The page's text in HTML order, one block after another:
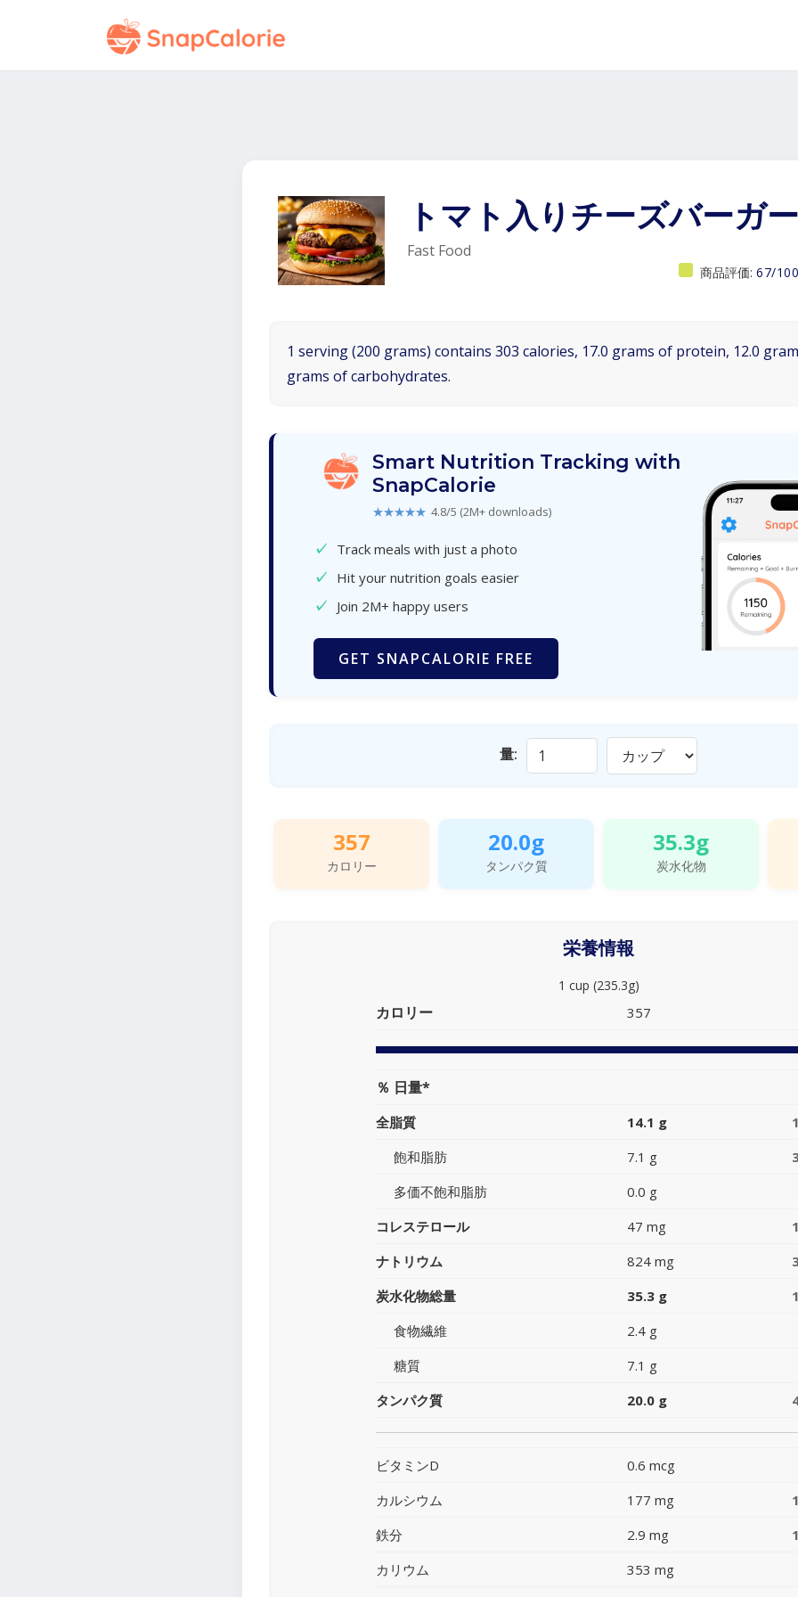
トマト入りチーズバーガー
Fast Food
商品評価: 67/100
1 serving (200 grams) contains 303 calories, 17.0 grams of protein, 12.0
grams of carbohydrates.
Smart Nutrition Tracking with
SnapCalorie
★★★★★ 4.8/5 (2M+ downloads)
✓ Track meals with just a photo
✓ Hit your nutrition goals easier
✓ Join 2M+ happy users
GET SNAPCALORIE FREE
量:
357
カロリー
20.0g
タンパク質
35.3g
炭水化物
栄養情報
1 cup (235.3g)
カロリー 357
％ 日量*
全脂質 14.1 g
飽和脂肪
7.1 g
多価不飽和脂肪
0.0 g
コレステロール
47 mg
ナトリウム
824 mg
炭水化物総量
35.3 g
食物繊維
2.4 g
糖質
7.1 g
タンパク質
20.0 g
ビタミンD
0.6 mcg
カルシウム
177 mg
鉄分
2.9 mg
カリウム
353 mg